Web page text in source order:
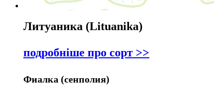
Литуаника (Lituanika)
подробніше про сорт >>
Фиалка (сенполия)